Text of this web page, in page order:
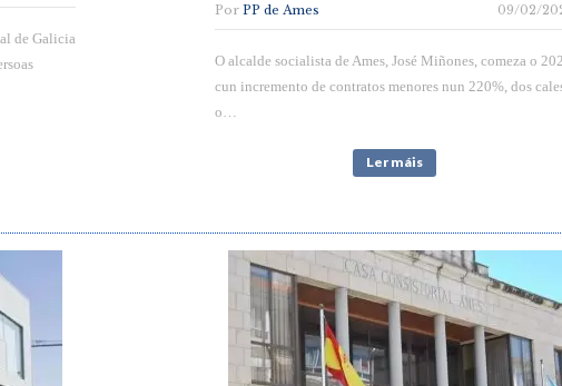
de Galicia
Por PP de Ames 09/02/
O alcalde socialista de Ames, José Miñones, comeza o
cun incremento de contratos menores nun 220%, dos
o…
Ler máis